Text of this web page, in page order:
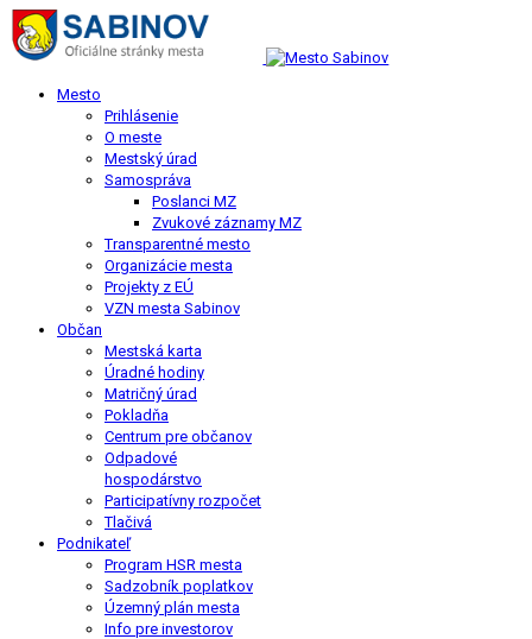
Mesto
Prihlásenie
O meste
Mestský úrad
Samospráva
Poslanci MZ
Zvukové záznamy MZ
Transparentné mesto
Organizácie mesta
Projekty z EÚ
VZN mesta Sabinov
Občan
Mestská karta
Úradné hodiny
Matričný úrad
Pokladňa
Centrum pre občanov
Odpadové
hospodárstvo
Participatívny rozpočet
Tlačivá
Podnikateľ
Program HSR mesta
Sadzobník poplatkov
Územný plán mesta
Info pre investorov